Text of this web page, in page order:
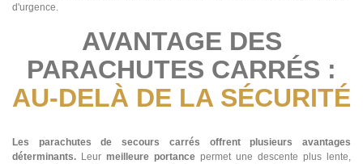
d'urgence.
AVANTAGE DES
PARACHUTES CARRÉS :
AU-DELÀ DE LA SÉCURITÉ
Les parachutes de secours carrés offrent plusieurs avantages
déterminants. Leur meilleure portance permet une descente plus lente,